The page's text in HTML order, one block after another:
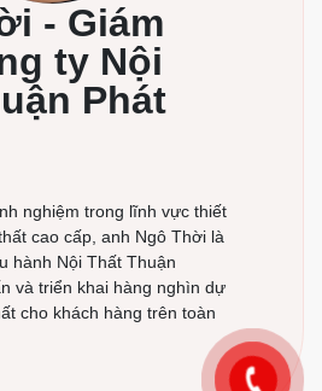
- Giám
ty Nội
Phát
nghiệm trong lĩnh vực thiết
cao cấp, anh Ngô Thời là
hành Nội Thất Thuận
và triển khai hàng nghìn dự
cho khách hàng trên toàn